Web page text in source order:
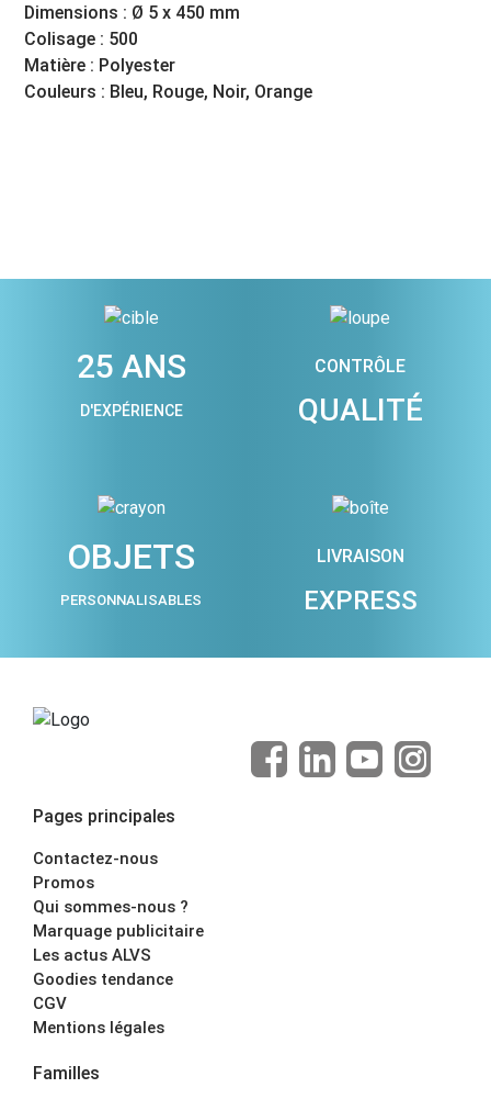
Dimensions : Ø 5 x 450 mm
Colisage : 500
Matière : Polyester
Couleurs : Bleu, Rouge, Noir, Orange
25 ANS
D'EXPÉRIENCE
CONTRÔLE
QUALITÉ
OBJETS
PERSONNALISABLES
LIVRAISON
EXPRESS
Pages principales
Contactez-nous
Promos
Qui sommes-nous ?
Marquage publicitaire
Les actus ALVS
Goodies tendance
CGV
Mentions légales
Familles